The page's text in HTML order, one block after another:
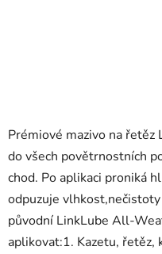
Prémiové mazivo na
do všech povětrnostních
chod. Po aplikaci proniká
odpuzuje
původní LinkLube All-
aplikovat:1. Kazetu, řetěz,